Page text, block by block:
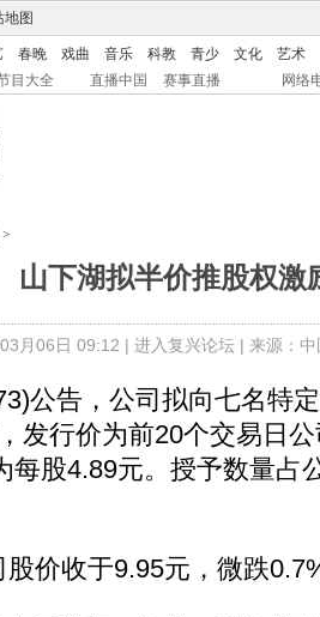
地图
春晚 戏曲 音乐 科教 青少 文化
艺术
目大全 直播中国 赛事直播 网络
>
山下湖拟半价推股权激
月06日 09:12 | 进入复兴论坛| 来源：
告，公司拟向七名特定
发行价为前20个交易日
每股4.89元。授予数量占
价收于9.95元，微跌